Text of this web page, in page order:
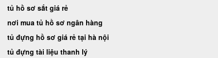
tủ hồ sơ sắt giá rẻ
nơi mua tủ hồ sơ ngân hàng
tủ đựng hồ sơ giá rẻ tại hà nội
tủ đựng tài liệu thanh lý